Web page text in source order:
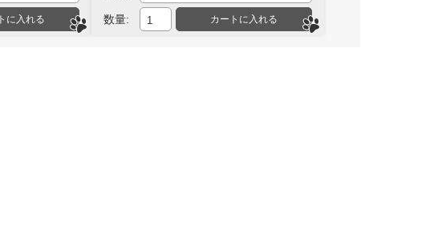
数量: